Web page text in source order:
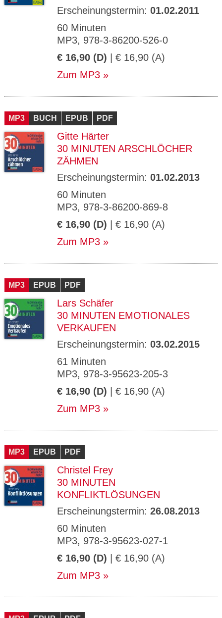
Erscheinungstermin: 01.02.2011
60 Minuten
MP3, 978-3-86200-526-0
€ 16,90 (D) | € 16,90 (A)
Zum MP3
MP3 BUCH EPUB PDF
Gitte Härter
30 MINUTEN ARSCHLÖCHER
ZÄHMEN
Erscheinungstermin: 01.02.2013
60 Minuten
MP3, 978-3-86200-869-8
€ 16,90 (D) | € 16,90 (A)
Zum MP3
MP3 EPUB PDF
Lars Schäfer
30 MINUTEN EMOTIONALES
VERKAUFEN
Erscheinungstermin: 03.02.2015
61 Minuten
MP3, 978-3-95623-205-3
€ 16,90 (D) | € 16,90 (A)
Zum MP3
MP3 EPUB PDF
Christel Frey
30 MINUTEN
KONFLIKTLÖSUNGEN
Erscheinungstermin: 26.08.2013
60 Minuten
MP3, 978-3-95623-027-1
€ 16,90 (D) | € 16,90 (A)
Zum MP3